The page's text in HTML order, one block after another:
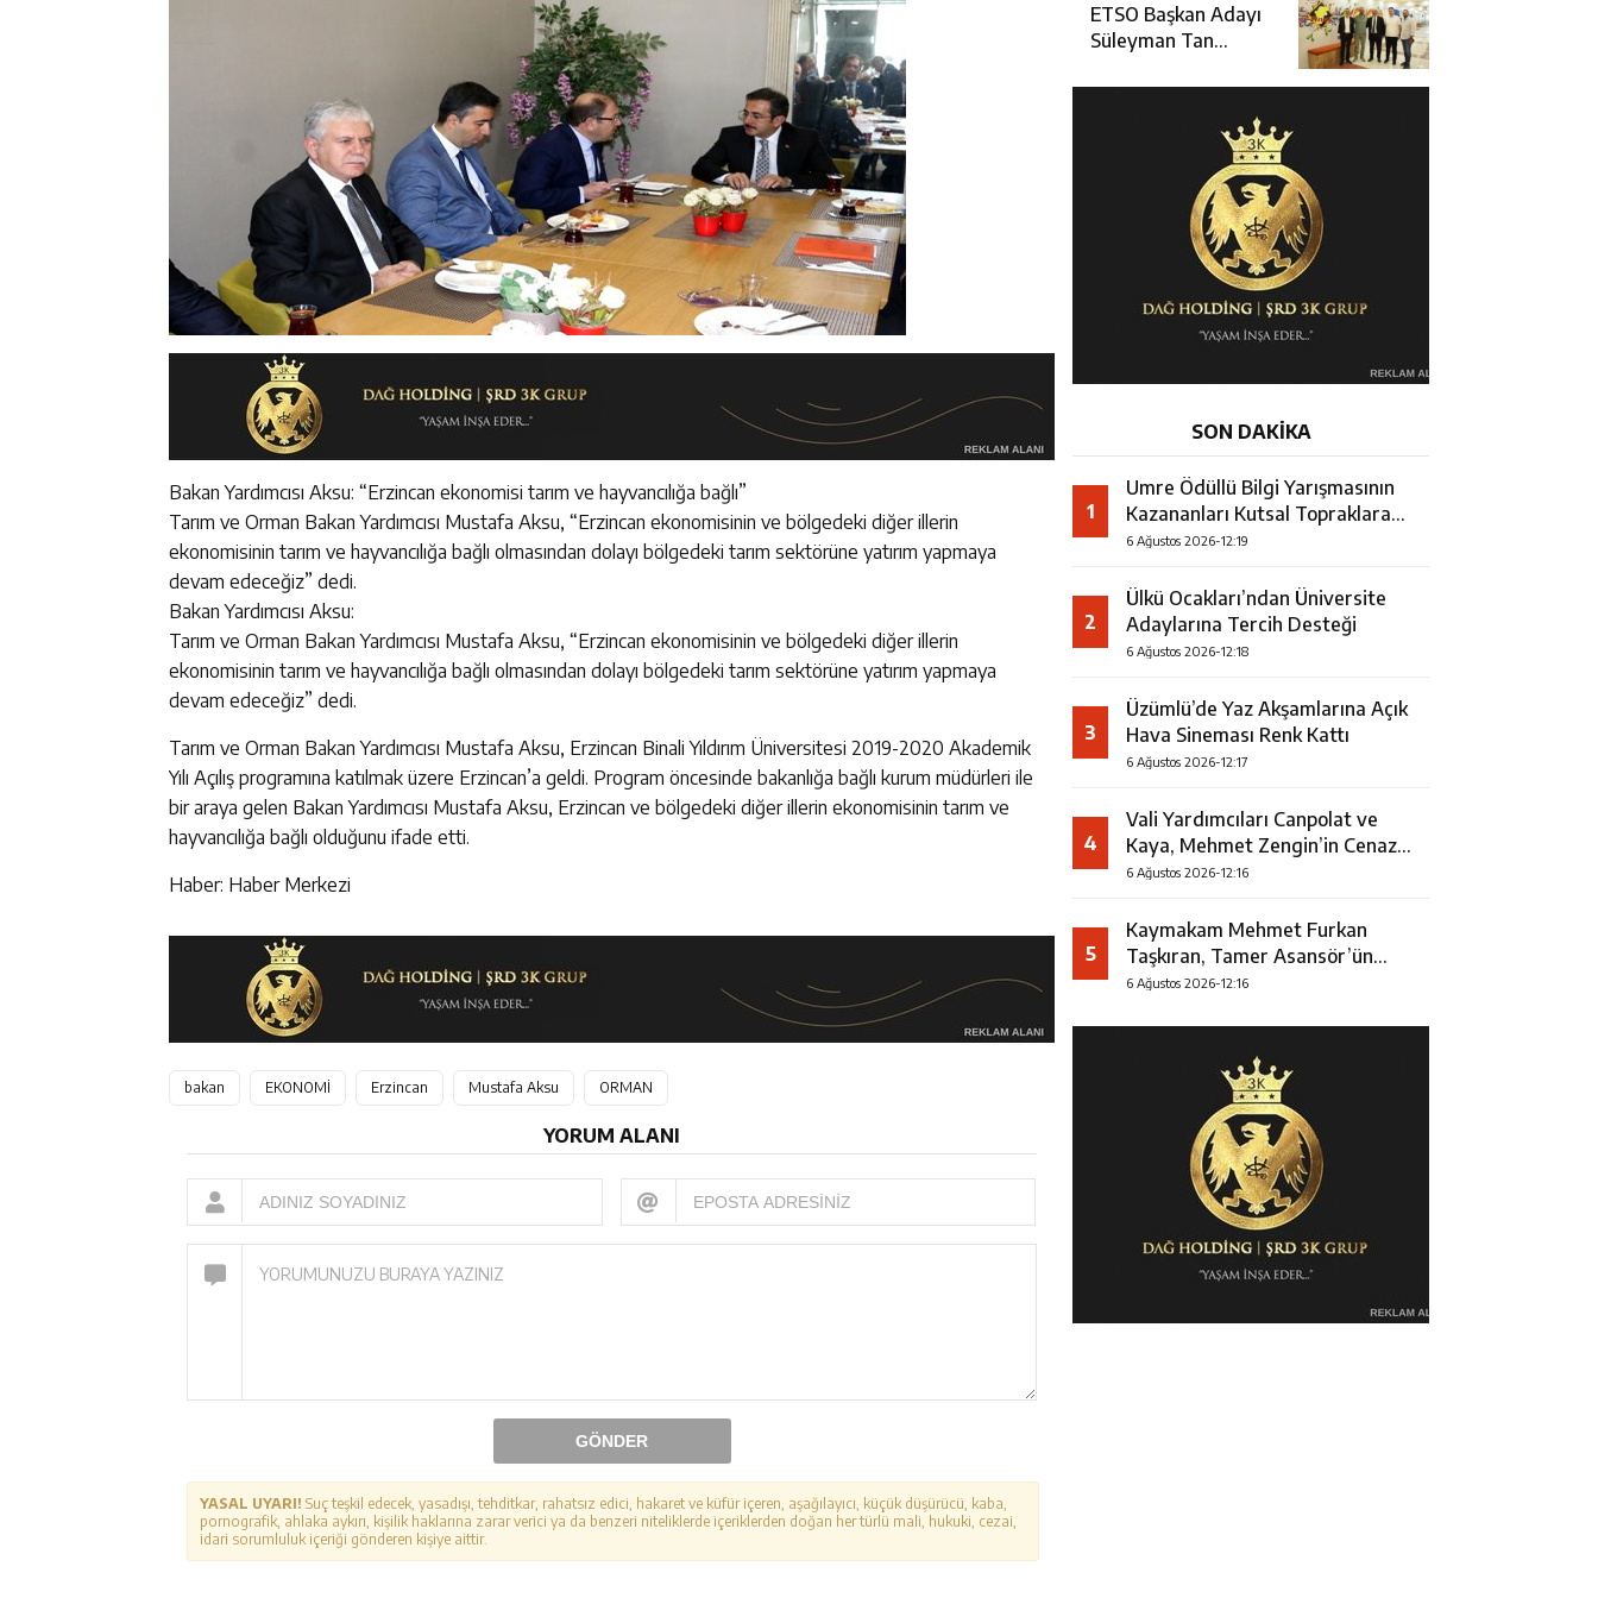
Bakan Yardımcısı Aksu: “Erzincan ekonomisi tarım ve hayvancılığa bağlı”
Tarım ve Orman Bakan Yardımcısı Mustafa Aksu, “Erzincan ekonomisinin ve bölgedeki diğer illerin
ekonomisinin tarım ve hayvancılığa bağlı olmasından dolayı bölgedeki tarım sektörüne yatırım yapmaya
devam edeceğiz” dedi.
Bakan Yardımcısı Aksu:
Tarım ve Orman Bakan Yardımcısı Mustafa Aksu, “Erzincan ekonomisinin ve bölgedeki diğer illerin
ekonomisinin tarım ve hayvancılığa bağlı olmasından dolayı bölgedeki tarım sektörüne yatırım yapmaya
devam edeceğiz” dedi.
Tarım ve Orman Bakan Yardımcısı Mustafa Aksu, Erzincan Binali Yıldırım Üniversitesi 2019-2020 Akademik
Yılı Açılış programına katılmak üzere Erzincan’a geldi. Program öncesinde bakanlığa bağlı kurum müdürleri ile
bir araya gelen Bakan Yardımcısı Mustafa Aksu, Erzincan ve bölgedeki diğer illerin ekonomisinin tarım ve
hayvancılığa bağlı olduğunu ifade etti.
Haber: Haber Merkezi
bakan EKONOMİ Erzincan Mustafa Aksu ORMAN
YORUM ALANI
GÖNDER
YASAL UYARI! Suç teşkil edecek, yasadışı, tehditkar, rahatsız edici, hakaret ve küfür içeren, aşağılayıcı, küçük düşürücü, kaba,
pornografik, ahlaka aykırı, kişilik haklarına zarar verici ya da benzeri niteliklerde içeriklerden doğan her türlü mali, hukuki, cezai,
idari sorumluluk içeriği gönderen kişiye aittir.
Kursu Öğrencileriyle
Buluştu
ETSO Başkan Adayı
Süleyman Tan
Sürdürüyor
SON DAKİKA
1
Umre Ödüllü Bilgi Yarışmasının
Kazananları Kutsal Topraklara
Uğurlandı
6 Ağustos 2026-12:19
2
Ülkü Ocakları’ndan Üniversite
Adaylarına Tercih Desteği
6 Ağustos 2026-12:18
3
Üzümlü’de Yaz Akşamlarına Açık
Hava Sineması Renk Kattı
6 Ağustos 2026-12:17
4
Vali Yardımcıları Canpolat ve
Kaya, Mehmet Zengin’in Cenaze
Törenine Katıldı
6 Ağustos 2026-12:16
5
Kaymakam Mehmet Furkan
Taşkıran, Tamer Asansör’ün
Açılışına Katıldı
6 Ağustos 2026-12:16